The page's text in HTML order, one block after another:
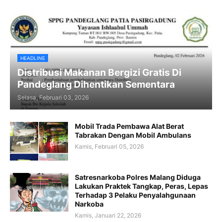
HEADLINE
Distribusi Makanan Bergizi Gratis Di
Pandeglang Dihentikan Sementara
Selasa, Februari 03, 2026
Mobil Trada Pembawa Alat Berat
Tabrakan Dengan Mobil Ambulans
Kamis, Februari 05, 2026
Satresnarkoba Polres Malang Diduga
Lakukan Praktek Tangkap, Peras, Lepas
Terhadap 3 Pelaku Penyalahgunaan
Narkoba
Kamis, Januari 22, 2026